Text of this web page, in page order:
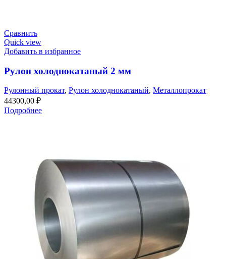
Сравнить
Quick view
Добавить в избранное
Рулон холоднокатаный 2 мм
Рулонный прокат, Рулон холоднокатаный, Металлопрокат
44300,00 ₽
Подробнее